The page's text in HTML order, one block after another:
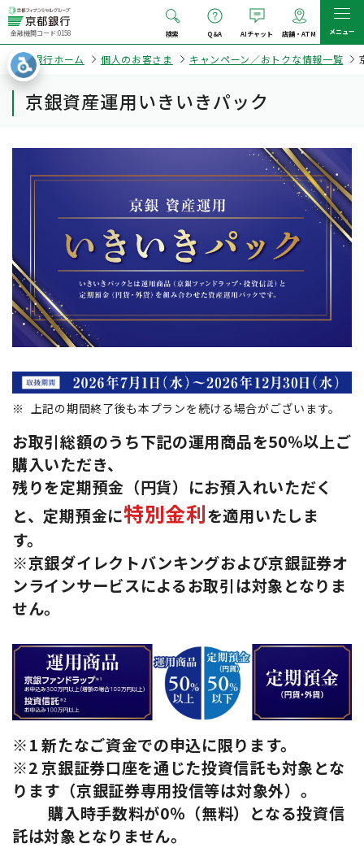
金融機関コード:0158 検索 Q&A AIチャット 店舗・ATM メニュー
京都銀行ホーム 個人のお客さま キャンペーン／おトクな情報一覧
京銀資産運用いきいきパック
※ 上記の期間終了後も本プランを続ける場合がございます。
お取引総額のうち下記の運用商品を50％以上ご
購入いただき、
残りを定期預金（円貨）にお預入れいただく
と、定期預金に特別金利を適用いたしま
す。
※京銀ダイレクトバンキングおよび京銀証券オ
ンラインサービスによるお取引は対象となりま
せん。
※1 新たなご資金での申込に限ります。
※2 京銀証券口座を通じた投資信託も対象とな
ります（京銀証券専用投信等は対象外）。
購入時手数料が0％（無料）となる投資信
託は対象となりません。